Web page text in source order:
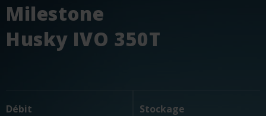
Milestone
Husky IVO 350T
Débit Stockage